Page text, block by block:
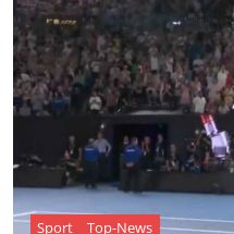
Sport Top-News